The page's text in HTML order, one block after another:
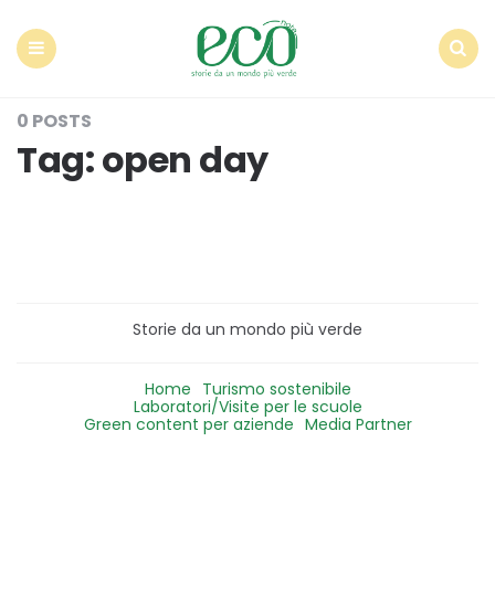
0 POSTS
Tag:open day
Storie da un mondo più verde
Home Turismo sostenibile
Laboratori/Visite per le scuole
Green content per aziende Media Partner